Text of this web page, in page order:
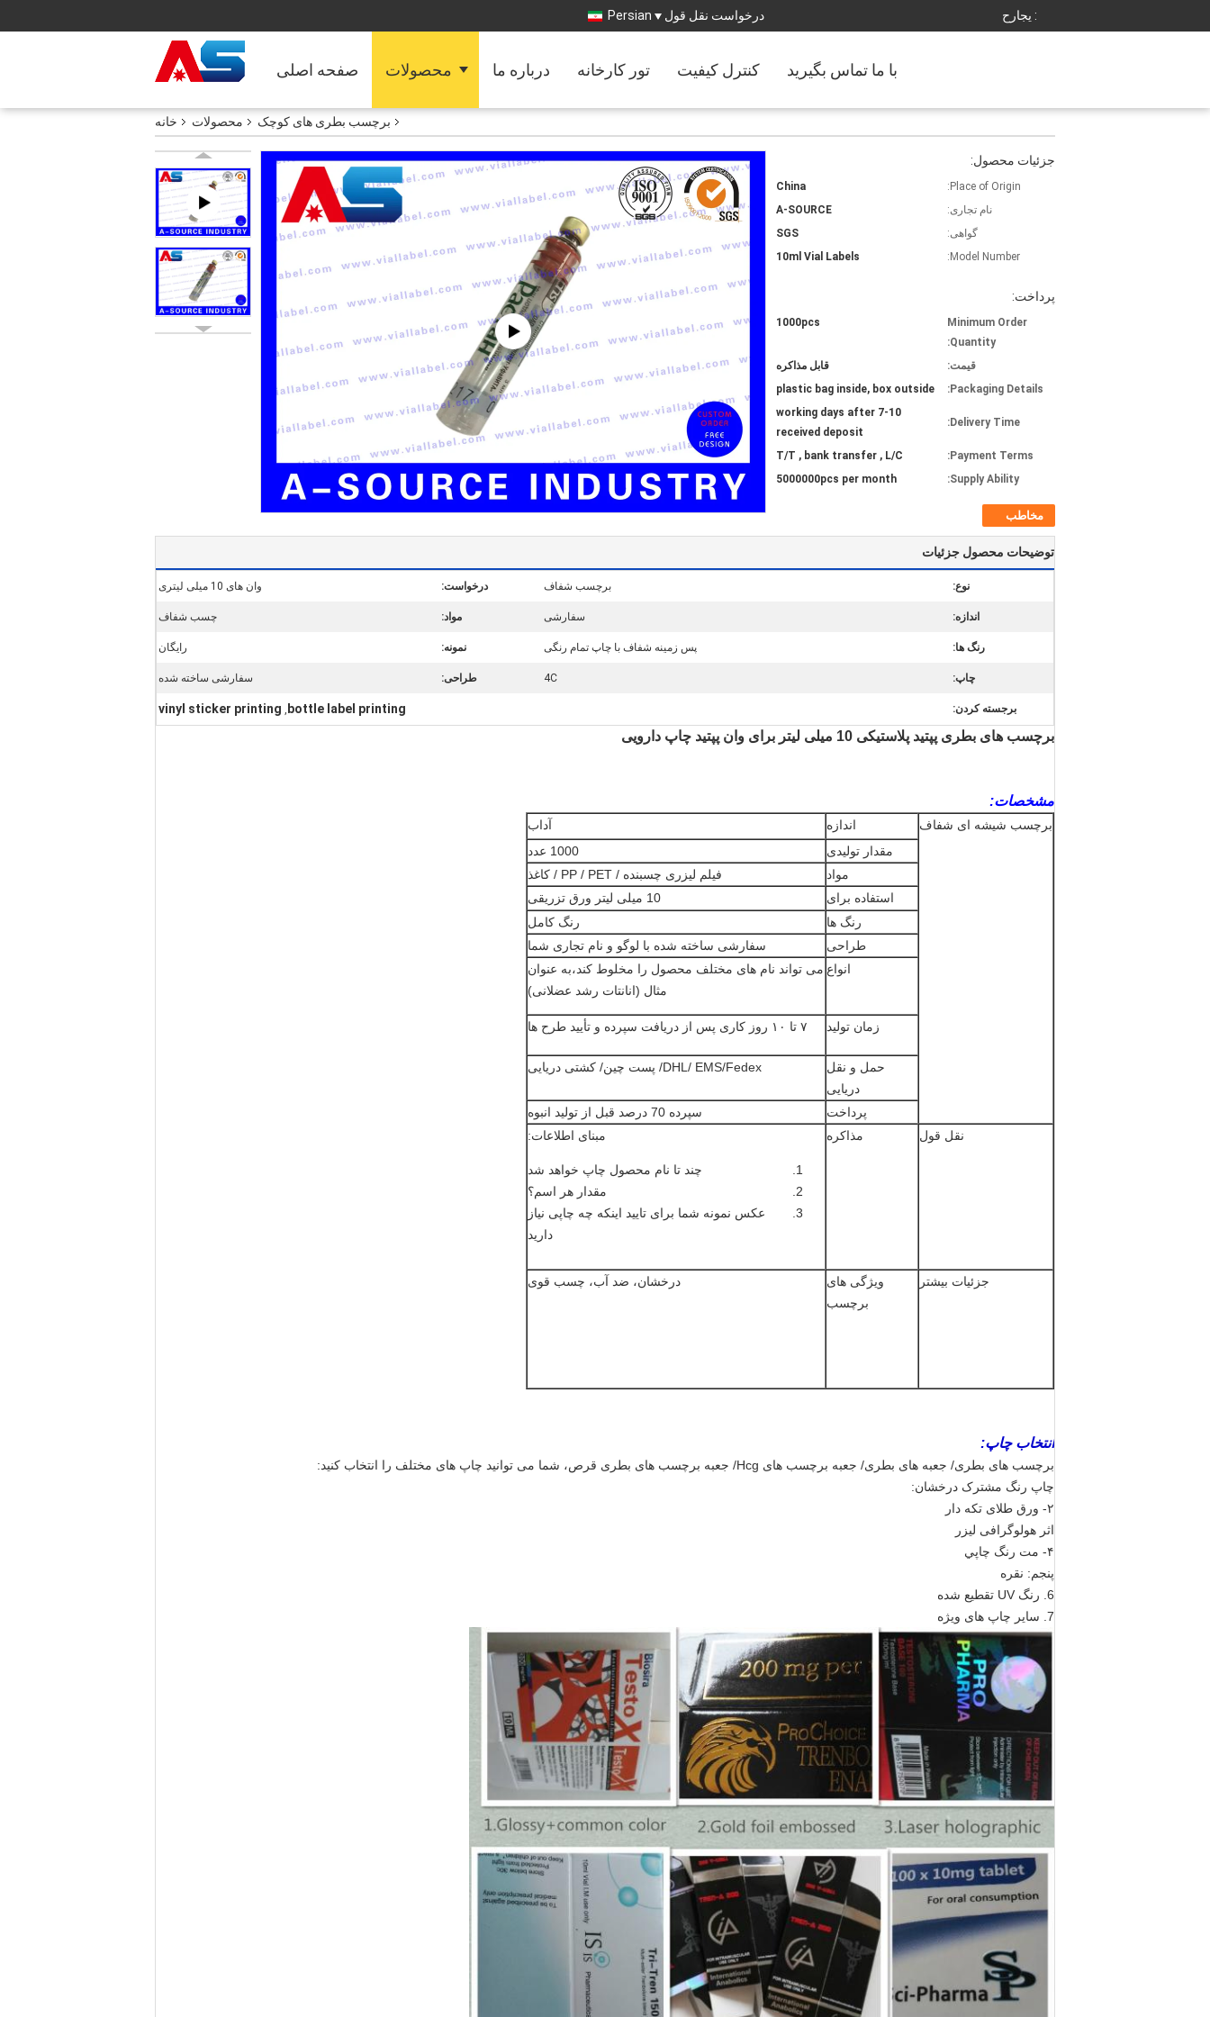
حراجی : درخواست نقل قول Persian
صفحه اصلی محصولات درباره ما تور کارخانه کنترل کیفیت با ما تماس بگیرید
خانه محصولات برچسب بطری های کوچک
جزئیات محصول:
Place of Origin:
China
نام تجاری:
A-SOURCE
گواهی:
SGS
Model Number:
10ml Vial Labels
پرداخت:
Minimum Order
Quantity:
1000pcs
قیمت:
قابل مذاکره
Packaging Details:
plastic bag inside, box outside
Delivery Time:
7-10 working days after
received deposit
Payment Terms:
T/T , bank transfer , L/C
Supply Ability:
5000000pcs per month
مخاطب
توضیحات محصول جزئیات
نوع: برچسب شفاف درخواست: وان های 10 میلی لیتری
اندازه: سفارشی مواد: چسب شفاف
رنگ ها: پس زمینه شفاف با چاپ تمام رنگی نمونه: رایگان
چاپ: 4C طراحی: سفارشی ساخته شده
برجسته کردن: bottle label printing
,
vinyl sticker printing
برچسب های بطری پپتید پلاستیکی 10 میلی لیتر برای وان پپتید چاپ دارویی
مشخصات:
برچسب شیشه ای شفاف اندازه
آداب
مقدار تولیدی
1000 عدد
مواد
فیلم لیزری چسبنده / PP / PET / کاغذ
استفاده برای
10 میلی لیتر ورق تزریقی
رنگ ها
رنگ کامل
طراحی
سفارشی ساخته شده با لوگو و نام تجاری شما
انواع می تواند نام های مختلف محصول را مخلوط کند،به عنوان
مثال (انانتات رشد عضلانی)
زمان تولید ۷ تا ۱۰ روز کاری پس از دریافت سپرده و تأیید طرح ها
حمل و نقل
دریایی
DHL/ EMS/Fedex/ پست چین/ کشتی دریایی
پرداخت
سپرده 70 درصد قبل از تولید انبوه
نقل قول
مذاکره مبنای اطلاعات:
چند تا نام محصول چاپ خواهد شد
مقدار هر اسم؟
عکس نمونه شما برای تایید اینکه چه چاپی نیاز
دارید
جزئیات بیشتر
ویژگی های
برچسب
درخشان، ضد آب، چسب قوی
انتخاب چاپ:
برچسب های بطری/ جعبه های بطری/ جعبه برچسب های Hcg/ جعبه برچسب های بطری قرص، شما می توانید چاپ های مختلف را انتخاب کنید:
چاپ رنگ مشترک درخشان:
۲- ورق طلای تکه دار
اثر هولوگرافی لیزر
۴- مت رنگ چاپي
پنجم: نقره
6. رنگ UV تقطیع شده
7. سایر چاپ های ویژه